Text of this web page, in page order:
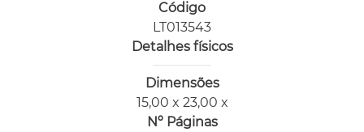
Código
LT013543
Detalhes físicos
Dimensões
15,00 x 23,00 x
Nº Páginas